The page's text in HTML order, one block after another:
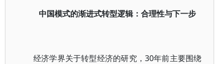
中国模式的渐进式转型逻辑：合理性与下一步
经济学界关于转型经济的研究，30年前主要围绕